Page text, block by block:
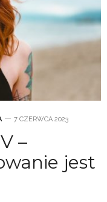
7 CZERWCA 2023
–
jest